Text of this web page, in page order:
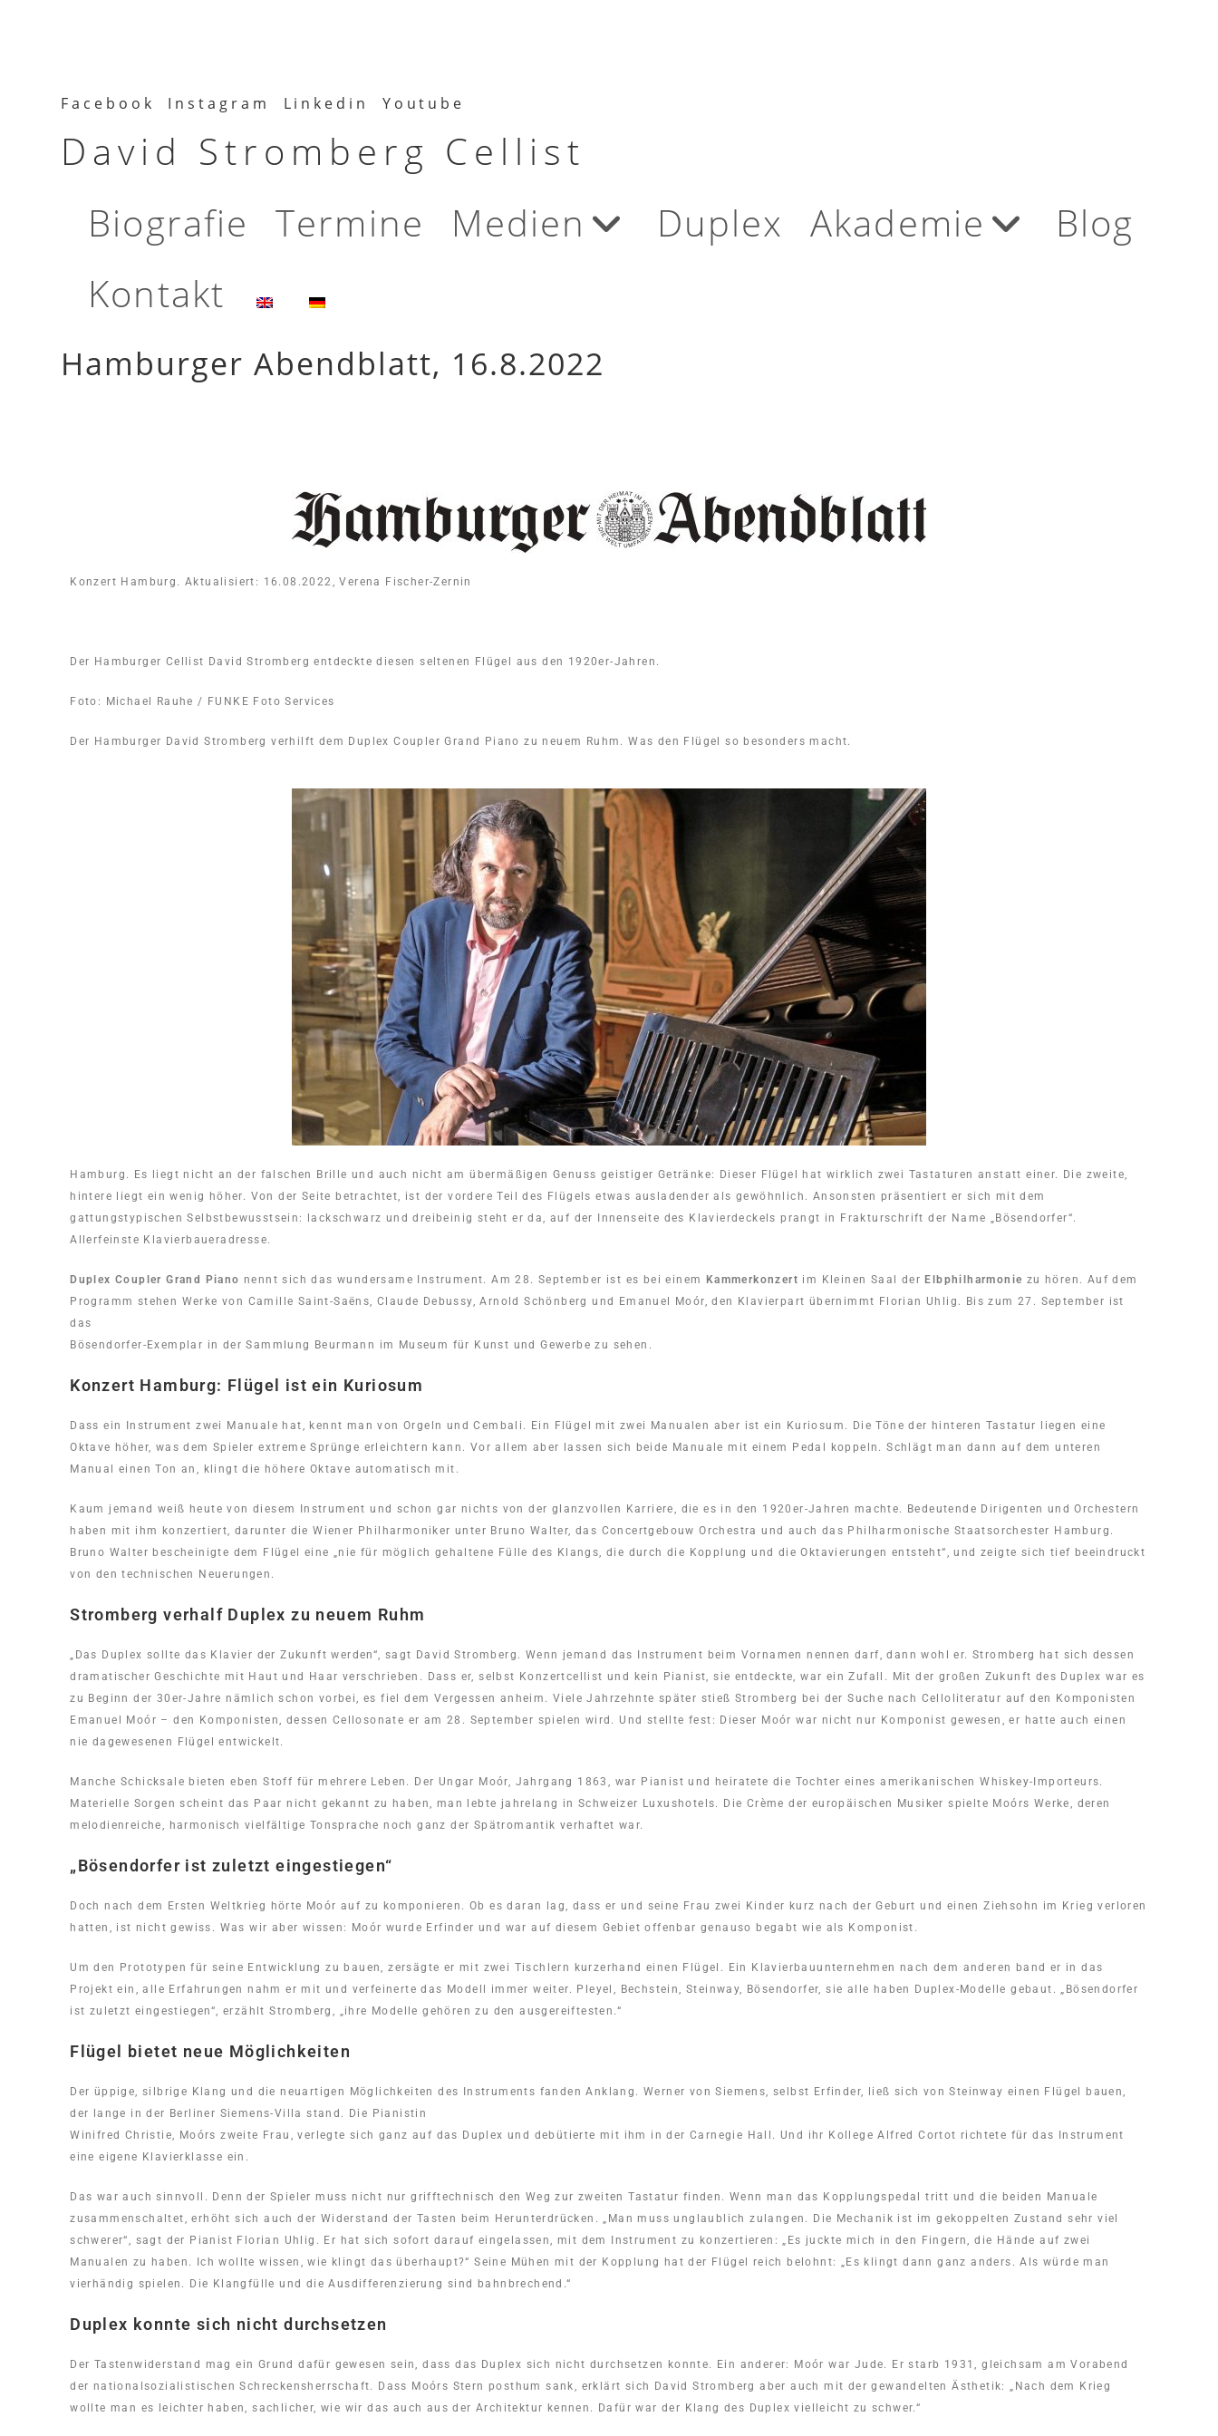
Facebook Instagram Linkedin Youtube
David Stromberg Cellist
Biografie
Termine Medien Duplex Akademie
Blog
Kontakt
Hamburger Abendblatt, 16.8.2022
Konzert Hamburg . Aktualisiert: 16.08.2022, Verena Fischer-Zernin
Der Hamburger Cellist David Stromberg entdeckte diesen seltenen Flügel aus den 1920er-Jahren.
Foto: Michael Rauhe / FUNKE Foto Services
Der Hamburger David Stromberg verhilft dem Duplex Coupler Grand Piano zu neuem Ruhm. Was den Flügel so besonders macht.
Hamburg. Es liegt nicht an der falschen Brille und auch nicht am übermäßigen Genuss geistiger Getränke: Dieser Flügel hat wirklich zwei Tastaturen anstatt einer. Die zweite,
hintere liegt ein wenig höher. Von der Seite betrachtet, ist der vordere Teil des Flügels etwas ausladender als gewöhnlich. Ansonsten präsentiert er sich mit dem
gattungstypischen Selbstbewusstsein: lackschwarz und dreibeinig steht er da, auf der Innenseite des Klavierdeckels prangt in Frakturschrift der Name „Bösendorfer“.
Allerfeinste Klavierbaueradresse.
Duplex Coupler Grand Piano nennt sich das wundersame Instrument. Am 28. September ist es bei einem Kammerkonzert im Kleinen Saal der Elbphilharmonie zu hören. Auf dem
Programm stehen Werke von Camille Saint-Saëns, Claude Debussy, Arnold Schönberg und Emanuel Moór, den Klavierpart übernimmt Florian Uhlig. Bis zum 27. September ist
das
Bösendorfer-Exemplar in der Sammlung Beurmann im Museum für Kunst und Gewerbe zu sehen.
Konzert Hamburg: Flügel ist ein Kuriosum
Dass ein Instrument zwei Manuale hat, kennt man von Orgeln und Cembali. Ein Flügel mit zwei Manualen aber ist ein Kuriosum. Die Töne der hinteren Tastatur liegen eine
Oktave höher, was dem Spieler extreme Sprünge erleichtern kann. Vor allem aber lassen sich beide Manuale mit einem Pedal koppeln. Schlägt man dann auf dem unteren
Manual einen Ton an, klingt die höhere Oktave automatisch mit.
Kaum jemand weiß heute von diesem Instrument und schon gar nichts von der glanzvollen Karriere, die es in den 1920er-Jahren machte. Bedeutende Dirigenten und Orchestern
haben mit ihm konzertiert, darunter die Wiener Philharmoniker unter Bruno Walter, das Concertgebouw Orchestra und auch das Philharmonische Staatsorchester Hamburg.
Bruno Walter bescheinigte dem Flügel eine „nie für möglich gehaltene Fülle des Klangs, die durch die Kopplung und die Oktavierungen entsteht“, und zeigte sich tief beeindruckt
von den technischen Neuerungen.
Stromberg verhalf Duplex zu neuem Ruhm
„Das Duplex sollte das Klavier der Zukunft werden“, sagt David Stromberg. Wenn jemand das Instrument beim Vornamen nennen darf, dann wohl er. Stromberg hat sich dessen
dramatischer Geschichte mit Haut und Haar verschrieben. Dass er, selbst Konzertcellist und kein Pianist, sie entdeckte, war ein Zufall. Mit der großen Zukunft des Duplex war es
zu Beginn der 30er-Jahre nämlich schon vorbei, es fiel dem Vergessen anheim. Viele Jahrzehnte später stieß Stromberg bei der Suche nach Celloliteratur auf den Komponisten
Emanuel Moór – den Komponisten, dessen Cellosonate er am 28. September spielen wird. Und stellte fest: Dieser Moór war nicht nur Komponist gewesen, er hatte auch einen
nie dagewesenen Flügel entwickelt.
Manche Schicksale bieten eben Stoff für mehrere Leben. Der Ungar Moór, Jahrgang 1863, war Pianist und heiratete die Tochter eines amerikanischen Whiskey-Importeurs.
Materielle Sorgen scheint das Paar nicht gekannt zu haben, man lebte jahrelang in Schweizer Luxushotels. Die Crème der europäischen Musiker spielte Moórs Werke, deren
melodienreiche, harmonisch vielfältige Tonsprache noch ganz der Spätromantik verhaftet war.
„Bösendorfer ist zuletzt eingestiegen“
Doch nach dem Ersten Weltkrieg hörte Moór auf zu komponieren. Ob es daran lag, dass er und seine Frau zwei Kinder kurz nach der Geburt und einen Ziehsohn im Krieg verloren
hatten, ist nicht gewiss. Was wir aber wissen: Moór wurde Erfinder und war auf diesem Gebiet offenbar genauso begabt wie als Komponist.
Um den Prototypen für seine Entwicklung zu bauen, zersägte er mit zwei Tischlern kurzerhand einen Flügel. Ein Klavierbauunternehmen nach dem anderen band er in das
Projekt ein, alle Erfahrungen nahm er mit und verfeinerte das Modell immer weiter. Pleyel, Bechstein, Steinway, Bösendorfer, sie alle haben Duplex-Modelle gebaut. „Bösendorfer
ist zuletzt eingestiegen“, erzählt Stromberg, „ihre Modelle gehören zu den ausgereiftesten.“
Flügel bietet neue Möglichkeiten
Der üppige, silbrige Klang und die neuartigen Möglichkeiten des Instruments fanden Anklang. Werner von Siemens, selbst Erfinder, ließ sich von Steinway einen Flügel bauen,
der lange in der Berliner Siemens-Villa stand. Die Pianistin
Winifred Christie, Moórs zweite Frau, verlegte sich ganz auf das Duplex und debütierte mit ihm in der Carnegie Hall. Und ihr Kollege Alfred Cortot richtete für das Instrument
eine eigene Klavierklasse ein.
Das war auch sinnvoll. Denn der Spieler muss nicht nur grifftechnisch den Weg zur zweiten Tastatur finden. Wenn man das Kopplungspedal tritt und die beiden Manuale
zusammenschaltet, erhöht sich auch der Widerstand der Tasten beim Herunterdrücken. „Man muss unglaublich zulangen. Die Mechanik ist im gekoppelten Zustand sehr viel
schwerer“, sagt der Pianist Florian Uhlig. Er hat sich sofort darauf eingelassen, mit dem Instrument zu konzertieren: „Es juckte mich in den Fingern, die Hände auf zwei
Manualen zu haben. Ich wollte wissen, wie klingt das überhaupt?“ Seine Mühen mit der Kopplung hat der Flügel reich belohnt: „Es klingt dann ganz anders. Als würde man
vierhändig spielen. Die Klangfülle und die Ausdifferenzierung sind bahnbrechend.“
Duplex konnte sich nicht durchsetzen
Der Tastenwiderstand mag ein Grund dafür gewesen sein, dass das Duplex sich nicht durchsetzen konnte. Ein anderer: Moór war Jude. Er starb 1931, gleichsam am Vorabend
der nationalsozialistischen Schreckensherrschaft. Dass Moórs Stern posthum sank, erklärt sich David Stromberg aber auch mit der gewandelten Ästhetik: „Nach dem Krieg
wollte man es leichter haben, sachlicher, wie wir das auch aus der Architektur kennen. Dafür war der Klang des Duplex vielleicht zu schwer.“